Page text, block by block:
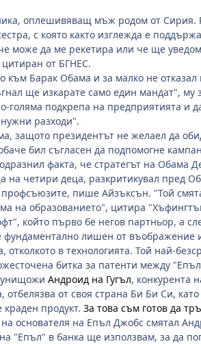
оплешивяващ мъж родом от Сирия.
с която както изглежда е
може да ме рекетира или че ще
от БГНЕС.
към Барак Обама и за малко не
ще изкарате само един мандат",
голяма подкрепа на предприятията и
разходи".
защото президентът не желаел да
бил съгласен да подпомогне
факта, че стратегът на Обама
четири деца, разкритикувал пред
пише Айзъксън. "Той
на образованието", цитира
който първо бе негов партньор, а
лишен от въображение
отколкото в технологията. Той най-
битка за патенти между
унищожи Андроид на Гугъл, конкурента
отбелязва от своя страна Би Би Си,
продукт. За това съм готов да
основателя на Епъл Джобс смятал
"Епъл" в банка ще използвам, за да